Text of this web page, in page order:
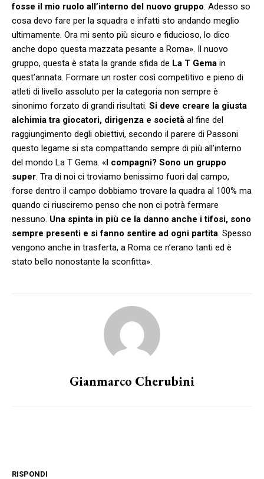
fosse il mio ruolo all’interno del nuovo gruppo. Adesso so
cosa devo fare per la squadra e infatti sto andando meglio
ultimamente. Ora mi sento più sicuro e fiducioso, lo dico
anche dopo questa mazzata pesante a Roma». Il nuovo
gruppo, questa è stata la grande sfida de La T Gema in
quest’annata. Formare un roster così competitivo e pieno di
atleti di livello assoluto per la categoria non sempre è
sinonimo forzato di grandi risultati. Si deve creare la giusta
alchimia tra giocatori, dirigenza e società al fine del
raggiungimento degli obiettivi, secondo il parere di Passoni
questo legame si sta compattando sempre di più all’interno
del mondo La T Gema. «I compagni? Sono un gruppo
super. Tra di noi ci troviamo benissimo fuori dal campo,
forse dentro il campo dobbiamo trovare la quadra al 100% ma
quando ci riusciremo penso che non ci potrà fermare
nessuno. Una spinta in più ce la danno anche i tifosi, sono
sempre presenti e si fanno sentire ad ogni partita. Spesso
vengono anche in trasferta, a Roma ce n’erano tanti ed è
stato bello nonostante la sconfitta».
Gianmarco Cherubini
RISPONDI